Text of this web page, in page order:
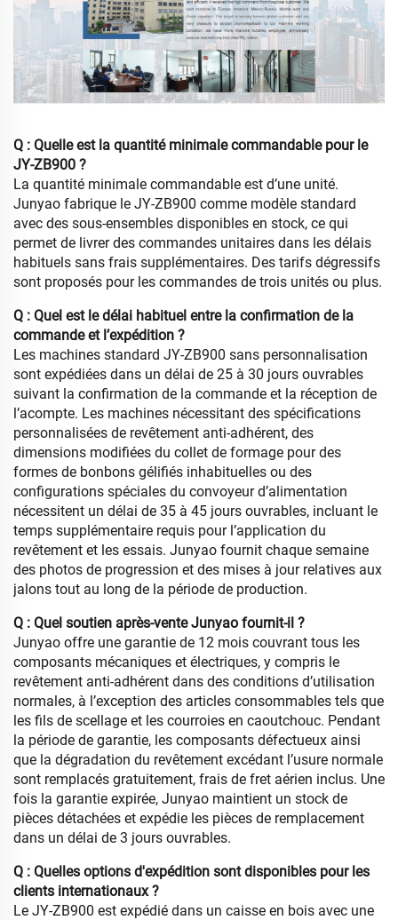
Q : Quelle est la quantité minimale commandable pour le
JY-ZB900 ?
La quantité minimale commandable est d’une unité.
Junyao fabrique le JY-ZB900 comme modèle standard
avec des sous-ensembles disponibles en stock, ce qui
permet de livrer des commandes unitaires dans les délais
habituels sans frais supplémentaires. Des tarifs dégressifs
sont proposés pour les commandes de trois unités ou plus.
Q : Quel est le délai habituel entre la confirmation de la
commande et l’expédition ?
Les machines standard JY-ZB900 sans personnalisation
sont expédiées dans un délai de 25 à 30 jours ouvrables
suivant la confirmation de la commande et la réception de
l’acompte. Les machines nécessitant des spécifications
personnalisées de revêtement anti-adhérent, des
dimensions modifiées du collet de formage pour des
formes de bonbons gélifiés inhabituelles ou des
configurations spéciales du convoyeur d’alimentation
nécessitent un délai de 35 à 45 jours ouvrables, incluant le
temps supplémentaire requis pour l’application du
revêtement et les essais. Junyao fournit chaque semaine
des photos de progression et des mises à jour relatives aux
jalons tout au long de la période de production.
Q : Quel soutien après-vente Junyao fournit-il ?
Junyao offre une garantie de 12 mois couvrant tous les
composants mécaniques et électriques, y compris le
revêtement anti-adhérent dans des conditions d’utilisation
normales, à l’exception des articles consommables tels que
les fils de scellage et les courroies en caoutchouc. Pendant
la période de garantie, les composants défectueux ainsi
que la dégradation du revêtement excédant l’usure normale
sont remplacés gratuitement, frais de fret aérien inclus. Une
fois la garantie expirée, Junyao maintient un stock de
pièces détachées et expédie les pièces de remplacement
dans un délai de 3 jours ouvrables.
Q : Quelles options d'expédition sont disponibles pour les
clients internationaux ?
Le JY-ZB900 est expédié dans un caisse en bois avec une